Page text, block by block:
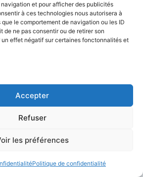
navigation et pour afficher des publicités
à ces technologies nous autorisera à
le comportement de navigation ou les ID
de ne pas consentir ou de retirer son
effet négatif sur certaines fonctonnalités et
Accepter
Refuser
les préférences
Politique de confidentialité
: Tout ce qu’il faut savoir
le prix, et la gestion de
en France
2026, avec ou sans IA
complet d’utilisation pour
(9 456)
lequel choisir ?